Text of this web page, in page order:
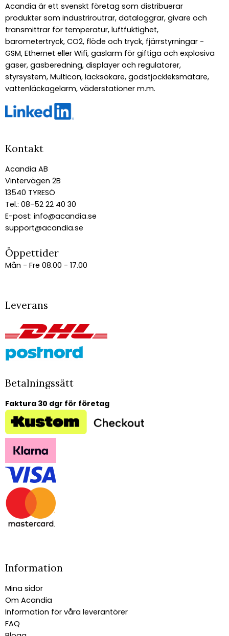
Acandia är ett svenskt företag som distribuerar
produkter som industriroutrar, dataloggrar, givare och
transmittrar för temperatur, luftfuktighet,
barometertryck, CO2, flöde och tryck, fjärrstyrningar -
GSM, Ethernet eller Wifi, gaslarm för giftiga och explosiva
gaser, gasberedning, displayer och regulatorer,
styrsystem, Multicon, läcksökare, godstjockleksmätare,
vattenläckagelarm, väderstationer m.m.
Kontakt
Acandia AB
Vintervägen 2B
13540 TYRESÖ
Tel.: 08-52 22 40 30
E-post: info@acandia.se
support@acandia.se
Öppettider
Mån - Fre 08.00 - 17.00
Leverans
Betalningssätt
Faktura 30 dgr för företag
Information
Mina sidor
Om Acandia
Information för våra leverantörer
FAQ